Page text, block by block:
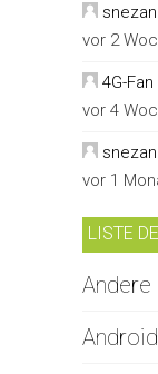
vor 2
4G-Fan
vor 4
vor 1
LISTE
Andere
Android